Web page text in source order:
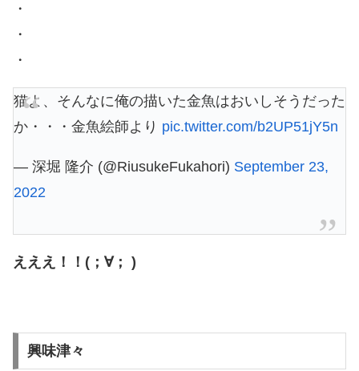
・
・
・
猫よ、そんなに俺の描いた金魚はおいしそうだった
か・・・金魚絵師より pic.twitter.com/b2UP51jY5n
— 深堀 隆介 (@RiusukeFukahori) September 23,
2022
えええ！！(；∀； )
興味津々